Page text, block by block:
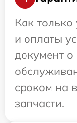
Как только
и оплаты
документ о
сроком на
запчасти.